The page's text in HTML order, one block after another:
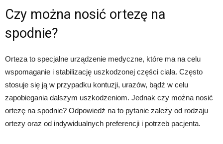
Czy można nosić ortezę na
spodnie?
Orteza to specjalne urządzenie medyczne, które ma na celu
wspomaganie i stabilizację uszkodzonej części ciała. Często
stosuje się ją w przypadku kontuzji, urazów, bądź w celu
zapobiegania dalszym uszkodzeniom. Jednak czy można nosić
ortezę na spodnie? Odpowiedź na to pytanie zależy od rodzaju
ortezy oraz od indywidualnych preferencji i potrzeb pacjenta.